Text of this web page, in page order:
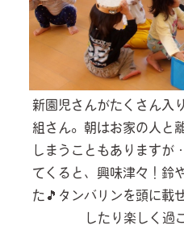
新園児さんがたくさん入
組さん。朝はお家の人と
しまうこともありますが
てくると、興味津々！鈴
た🎵タンバリンを頭に載
したり楽しく